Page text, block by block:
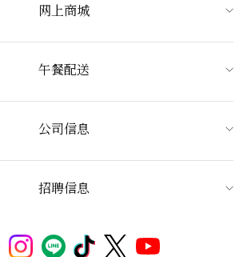
网上商城
午餐配送
公司信息
招聘信息